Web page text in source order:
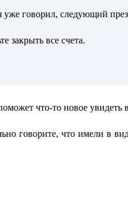
уже говорил, следующий
закрыть все счета.
что-то новое увидеть
говорите, что имели в